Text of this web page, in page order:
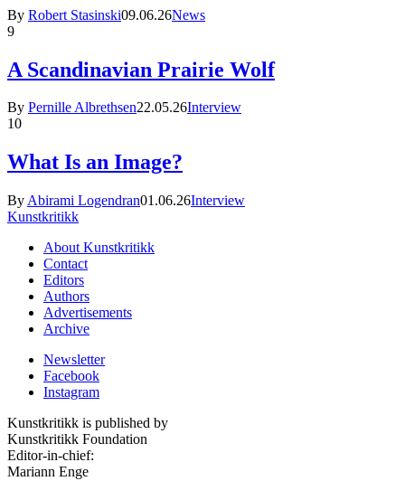
By Robert Stasinski09.06.26News
9
A Scandinavian Prairie Wolf
By Pernille Albrethsen22.05.26Interview
10
What Is an Image?
By Abirami Logendran01.06.26Interview
Kunstkritikk
About Kunstkritikk
Contact
Editors
Authors
Advertisements
Archive
Newsletter
Facebook
Instagram
Kunstkritikk is published by
Kunstkritikk Foundation
Editor-in-chief:
Mariann Enge